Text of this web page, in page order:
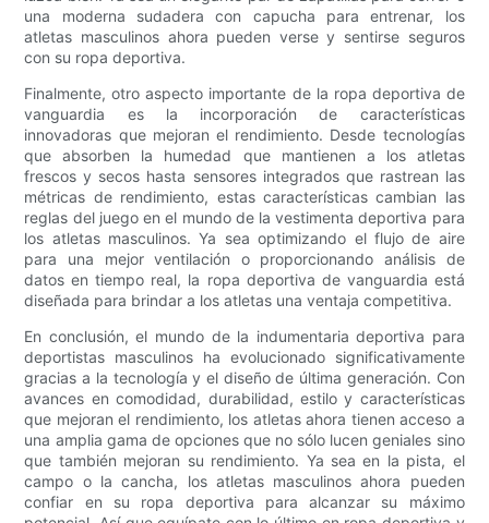
una moderna sudadera con capucha para entrenar, los
atletas masculinos ahora pueden verse y sentirse seguros
con su ropa deportiva.
Finalmente, otro aspecto importante de la ropa deportiva de
vanguardia es la incorporación de características
innovadoras que mejoran el rendimiento. Desde tecnologías
que absorben la humedad que mantienen a los atletas
frescos y secos hasta sensores integrados que rastrean las
métricas de rendimiento, estas características cambian las
reglas del juego en el mundo de la vestimenta deportiva para
los atletas masculinos. Ya sea optimizando el flujo de aire
para una mejor ventilación o proporcionando análisis de
datos en tiempo real, la ropa deportiva de vanguardia está
diseñada para brindar a los atletas una ventaja competitiva.
En conclusión, el mundo de la indumentaria deportiva para
deportistas masculinos ha evolucionado significativamente
gracias a la tecnología y el diseño de última generación. Con
avances en comodidad, durabilidad, estilo y características
que mejoran el rendimiento, los atletas ahora tienen acceso a
una amplia gama de opciones que no sólo lucen geniales sino
que también mejoran su rendimiento. Ya sea en la pista, el
campo o la cancha, los atletas masculinos ahora pueden
confiar en su ropa deportiva para alcanzar su máximo